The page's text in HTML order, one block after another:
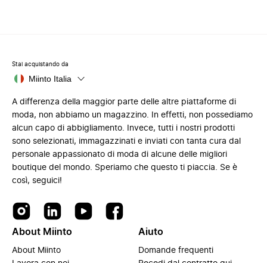
Stai acquistando da
Miinto Italia
A differenza della maggior parte delle altre piattaforme di
moda, non abbiamo un magazzino. In effetti, non possediamo
alcun capo di abbigliamento. Invece, tutti i nostri prodotti
sono selezionati, immagazzinati e inviati con tanta cura dal
personale appassionato di moda di alcune delle migliori
boutique del mondo. Speriamo che questo ti piaccia. Se è
così, seguici!
About Miinto
About Miinto
Aiuto
Domande frequenti